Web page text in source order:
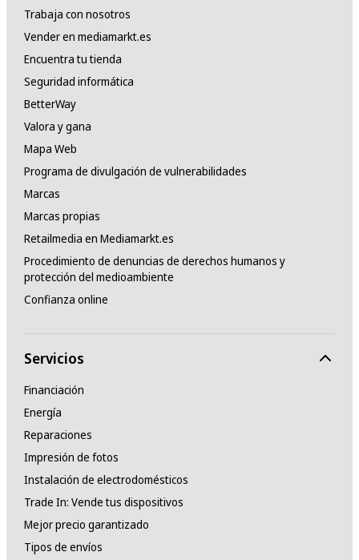
Trabaja con nosotros
Vender en mediamarkt.es
Encuentra tu tienda
Seguridad informática
BetterWay
Valora y gana
Mapa Web
Programa de divulgación de vulnerabilidades
Marcas
Marcas propias
Retailmedia en Mediamarkt.es
Procedimiento de denuncias de derechos humanos y
protección del medioambiente
Confianza online
Servicios
Financiación
Energía
Reparaciones
Impresión de fotos
Instalación de electrodomésticos
Trade In: Vende tus dispositivos
Mejor precio garantizado
Tipos de envíos